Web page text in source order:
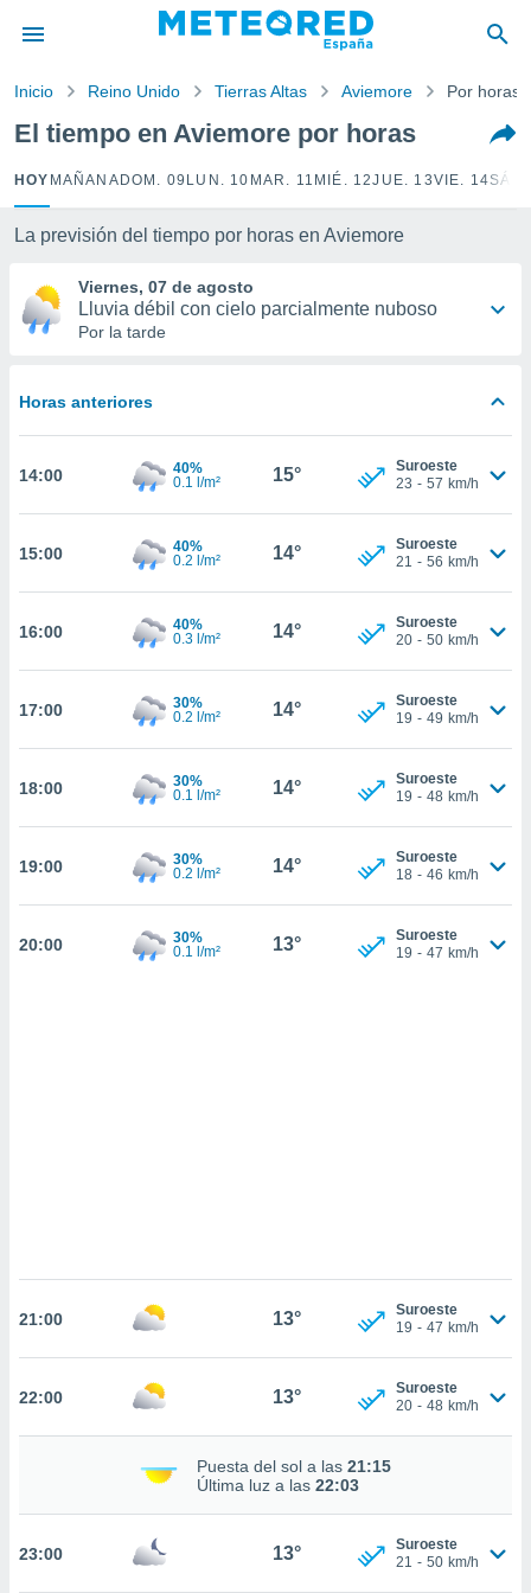
por
para
que se
calidad.
a este
y
digital
permite
seguir
coste.
a la
todas
nuestros
nos
análisis
perfil
de
sitio
CONFIGURACIÓN
Inicio Reino Unido Tierras Altas Aviemore Por horas
El tiempo en Aviemore por horas
HOY MAÑANA DOM. 09 LUN. 10 MAR. 11 MIÉ. 12JUE. 13VIE. 14
La previsión del tiempo por horas en Aviemore
Viernes, 07 de agosto
Lluvia débil con cielo parcialmente nuboso
Por la tarde
Horas anteriores
14:00
40%
0.1 l/m²
15°
Suroeste
23 - 57 km/h
15:00
40%
0.2 l/m²
14°
Suroeste
21 - 56 km/h
16:00
40%
0.3 l/m²
14°
Suroeste
20 - 50 km/h
17:00
30%
0.2 l/m²
14°
Suroeste
19 - 49 km/h
18:00
30%
0.1 l/m²
14°
Suroeste
19 - 48 km/h
19:00
30%
0.2 l/m²
14°
Suroeste
18 - 46 km/h
20:00
30%
0.1 l/m²
13°
Suroeste
19 - 47 km/h
21:00 13°
Suroeste
19 - 47 km/h
22:00 13°
Suroeste
20 - 48 km/h
Puesta del sol a las 21:15
Última luz a las 22:03
23:00 13°
Suroeste
21 - 50 km/h